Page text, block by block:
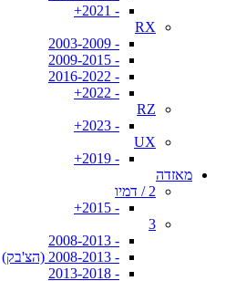
- 2021+
RX
- 2003-2009
- 2009-2015
- 2016-2022
- 2022+
RZ
- 2023+
UX
- 2019+
מאזדה
2 / דמיו
- 2015+
3
- 2008-2013
- 2008-2013 (הצ'בק)
- 2013-2018